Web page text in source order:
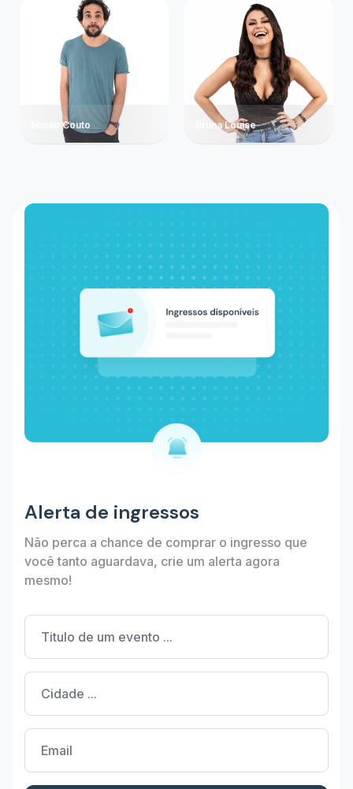
Murilo Couto Bruna Louise
Alerta de ingressos
Não perca a chance de comprar o ingresso que
você tanto aguardava, crie um alerta agora
mesmo!